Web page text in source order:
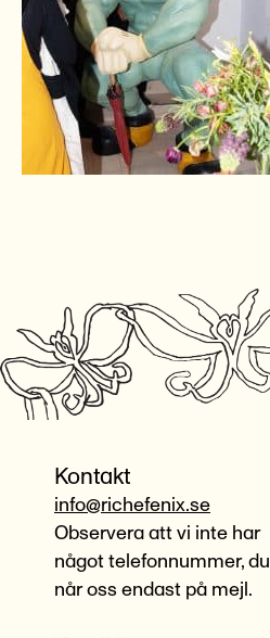
Kontakt
info@richefenix.se
Observera att vi inte har
något telefonnummer, du
når oss endast på mejl.